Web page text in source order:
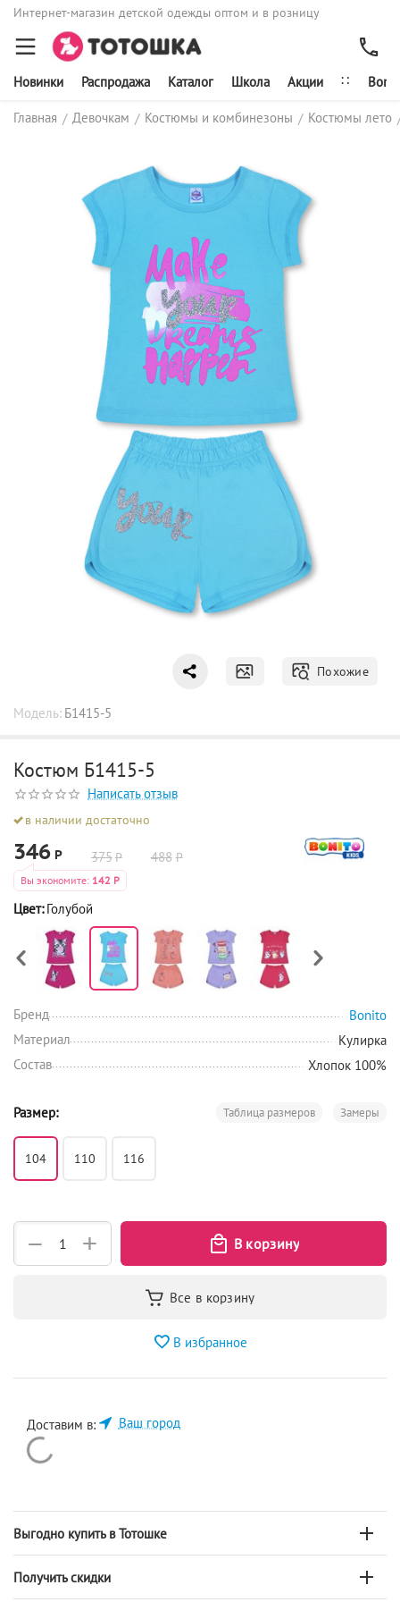
Интернет-магазин детской одежды оптом и в розницу
Новинки Распродажа Каталог Школа Акции ∷
Главная / Девочкам / Костюмы и комбинезоны / Костюмы лето
Похожие
Модель: Б1415-5
Костюм Б1415-5
Написать отзыв
в наличии достаточно
346 Р 375Р 488 Р
Вы экономите: 142 Р
Цвет: Голубой
Бренд
Bonito
Материал
Кулирка
Состав
Хлопок 100%
Размер: Замеры
Таблица размеров
104 110 116
+
−
В избранное
Доставим в: Ваш город
Выгодно купить в Тотошке
Получить скидки